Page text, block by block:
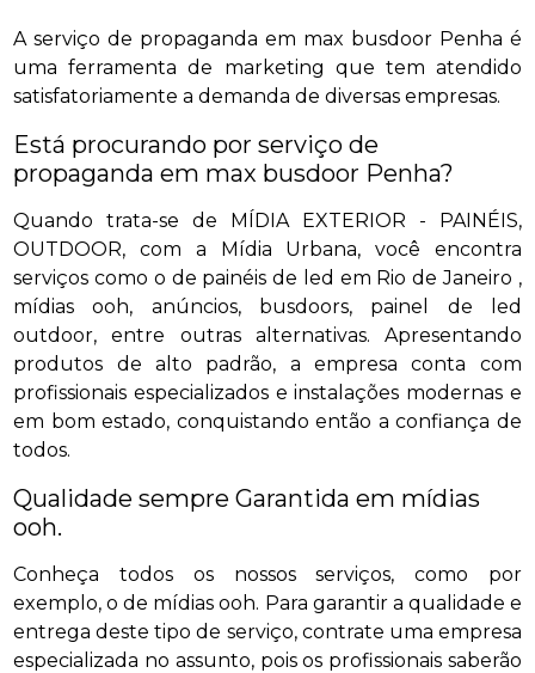
A serviço de propaganda em max busdoor Penha é
uma ferramenta de marketing que tem atendido
satisfatoriamente a demanda de diversas empresas.
Está procurando por serviço de
propaganda em max busdoor Penha?
Quando trata-se de MÍDIA EXTERIOR - PAINÉIS,
OUTDOOR, com a Mídia Urbana, você encontra
serviços como o de painéis de led em Rio de Janeiro ,
mídias ooh, anúncios, busdoors, painel de led
outdoor, entre outras alternativas. Apresentando
produtos de alto padrão, a empresa conta com
profissionais especializados e instalações modernas e
em bom estado, conquistando então a confiança de
todos.
Qualidade sempre Garantida em mídias
ooh.
Conheça todos os nossos serviços, como por
exemplo, o de mídias ooh. Para garantir a qualidade e
entrega deste tipo de serviço, contrate uma empresa
especializada no assunto, pois os profissionais saberão